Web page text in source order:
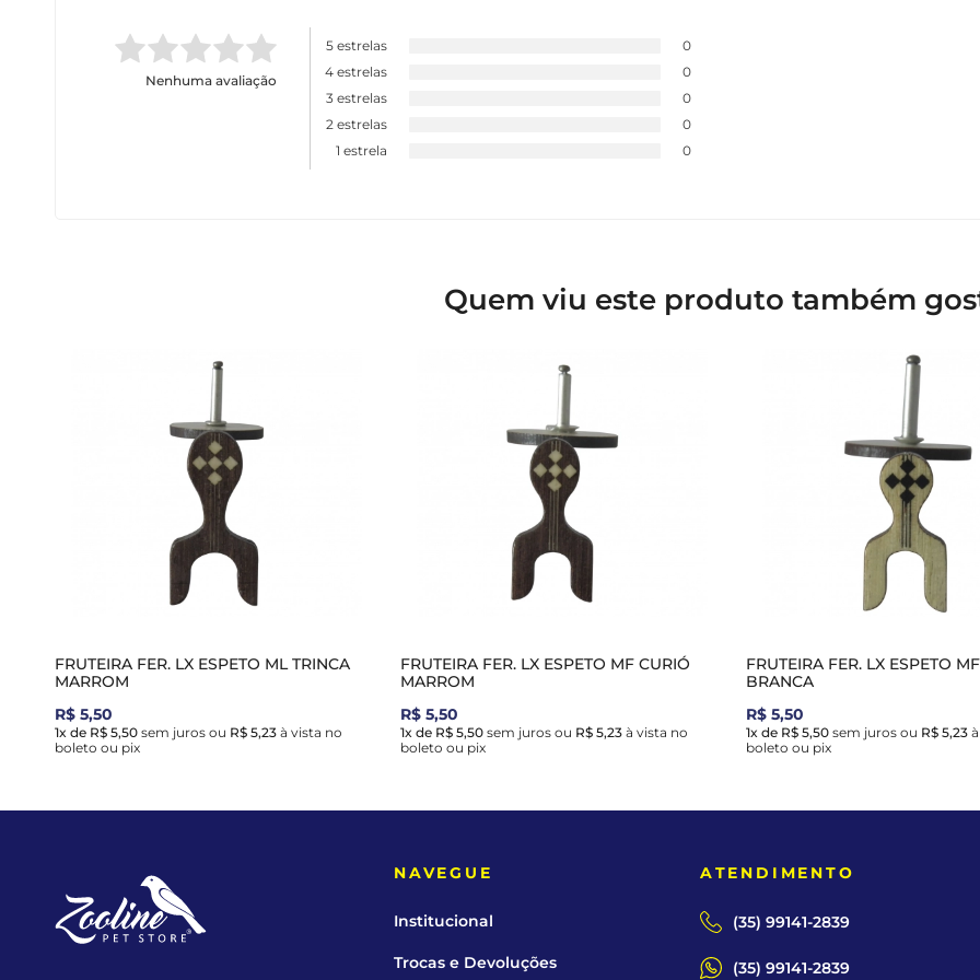
Nenhuma avaliação
5 estrelas
0
4 estrelas
0
3 estrelas
0
2 estrelas
0
1 estrela
0
Quem viu este produto também
FRUTEIRA FER. LX ESPETO ML TRINCA
MARROM
R$ 5,50
1x de R$ 5,50 sem juros ou R$ 5,23 à vista no
boleto ou pix
FRUTEIRA FER. LX ESPETO MF CURIÓ
MARROM
R$ 5,50
1x de R$ 5,50 sem juros ou R$ 5,23 à vista no
boleto ou pix
FRUTEIRA FER. LX ESPETO
BRANCA
R$ 5,50
1x de R$ 5,50 sem juros ou R$ 5,23
boleto ou pix
NAVEGUE
Institucional
Trocas e Devoluções
ATENDIMENTO
(35) 99141-2839
(35) 99141-2839